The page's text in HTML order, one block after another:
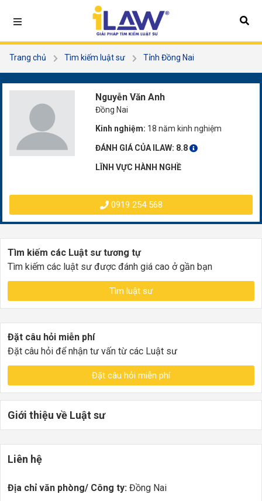
Trang chủ Tìm kiếm luật sư
Tỉnh Đồng Nai
Nguyễn Văn Anh
Đồng Nai
Kinh nghiệm: 18 năm kinh nghiệm
ĐÁNH GIÁ CỦA ILAW: 8.8
LĨNH VỰC HÀNH NGHỀ
0919 254 568
Tìm kiếm các Luật sư tương tự
Tìm kiếm các luật sư được đánh giá cao ở gần bạn
Tìm luật sư
Đặt câu hỏi miễn phí
Đặt câu hỏi để nhận tư vấn từ các Luật sư
Đặt câu hỏi miễn phí
Giới thiệu về Luật sư
Liên hệ
Địa chỉ văn phòng/ Công ty: Đồng Nai